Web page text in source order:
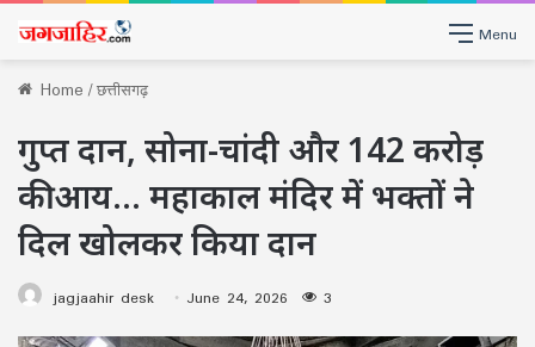
Menu
Home/छत्तीसगढ़
गुप्त दान, सोना-चांदी और 142 करोड़
की आय… महाकाल मंदिर में भक्तों ने
दिल खोलकर किया दान
jagjaahir desk June 24, 2026 3